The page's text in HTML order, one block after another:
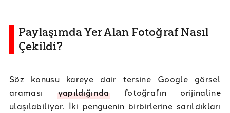
Paylaşımda Yer Alan Fotoğraf Nasıl
Çekildi?
Söz konusu kareye dair tersine Google görsel
araması yapıldığında fotoğrafın orijinaline
ulaşılabiliyor. İki penguenin birbirlerine sarıldıkları